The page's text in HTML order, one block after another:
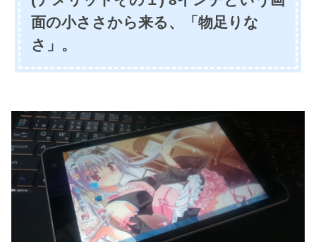
面の小ささから来る、「物足りな
さ」。